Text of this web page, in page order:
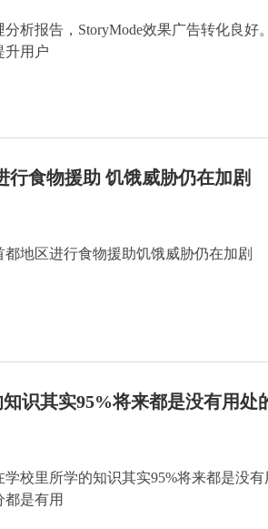
分析报告，StoryMode效果广告转化良好
升用户
食物援助 饥饿威胁仍在加剧
地区进行食物援助饥饿威胁仍在加剧
识其实95%将来都是没有用处
学校里所学的知识其实95%将来都是没
都是有用